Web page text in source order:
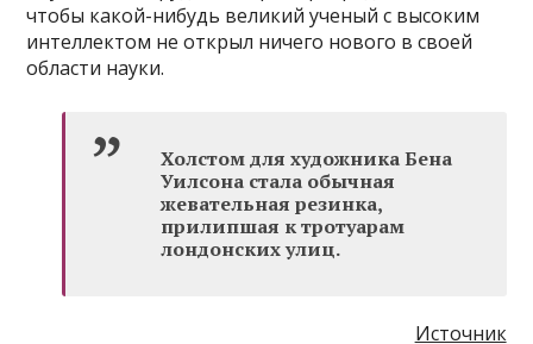
чтобы какой-нибудь великий ученый с высоким
интеллектом не открыл ничего нового в своей
области науки.
Холстом для художника Бена
Уилсона стала обычная
жевательная резинка,
прилипшая к тротуарам
лондонских улиц.
Источник